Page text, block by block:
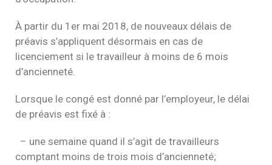
À partir du 1er mai 2018, de nouveaux délais de
préavis s’appliquent désormais en cas de
licenciement si le travailleur à moins de 6 mois
d’ancienneté.
Lorsque le congé est donné par l’employeur, le délai
de préavis est fixé à :
– une semaine quand il s’agit de travailleurs
comptant moins de trois mois d’ancienneté;